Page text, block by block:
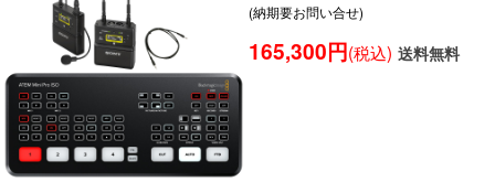
(納期要お問い合せ)
165,300円(税込) 送料無料